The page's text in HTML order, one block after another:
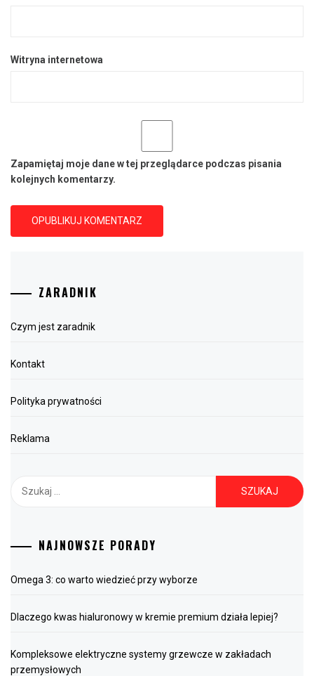
Witryna internetowa
Zapamiętaj moje dane w tej przeglądarce podczas pisania
kolejnych komentarzy.
ZARADNIK
Czym jest zaradnik
Kontakt
Polityka prywatności
Reklama
NAJNOWSZE PORADY
Omega 3: co warto wiedzieć przy wyborze
Dlaczego kwas hialuronowy w kremie premium działa lepiej?
Kompleksowe elektryczne systemy grzewcze w zakładach
przemysłowych